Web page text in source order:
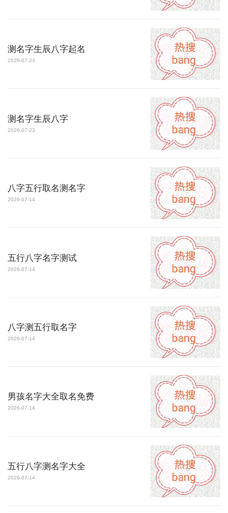
测名字生辰八字起名
2026-07-23
测名字生辰八字
2026-07-23
八字五行取名测名字
2026-07-14
五行八字名字测试
2026-07-14
八字测五行取名字
2026-07-14
男孩名字大全取名免费
2026-07-14
五行八字测名字大全
2026-07-14